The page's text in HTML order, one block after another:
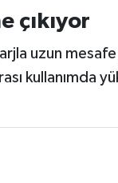
çıkıyor
uzun
kullanımda